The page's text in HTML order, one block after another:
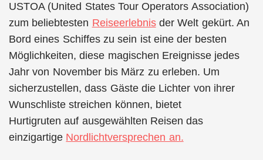
USTOA (United States Tour Operators Association)
zum beliebtesten Reiseerlebnisder Welt gekürt. An
Bord eines Schiffes zu sein ist eine der besten
Möglichkeiten, diese magischen Ereignisse jedes
Jahr von November bis März zu erleben. Um
sicherzustellen, dass Gäste die Lichter von ihrer
Wunschliste streichen können, bietet
Hurtigruten auf ausgewählten Reisen das
einzigartige Nordlichtversprechen an.